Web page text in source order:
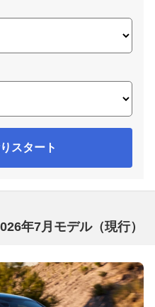
スタート
年7月モデル（現行）